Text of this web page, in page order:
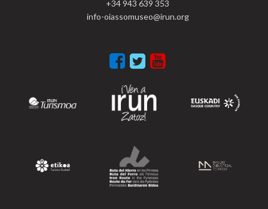
+34 943 639 353
info-oiassomuseo@irun.org